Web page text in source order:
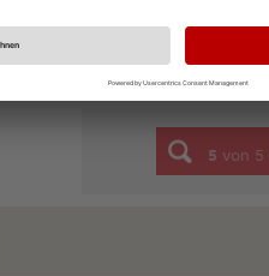
5 von 5